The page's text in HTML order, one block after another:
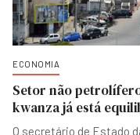
ECONOMIA
Setor não
kwanza já está
O secretário de Estado